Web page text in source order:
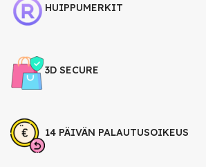
HUIPPUMERKIT
3D SECURE
14 PÄIVÄN PALAUTUSOIKEUS